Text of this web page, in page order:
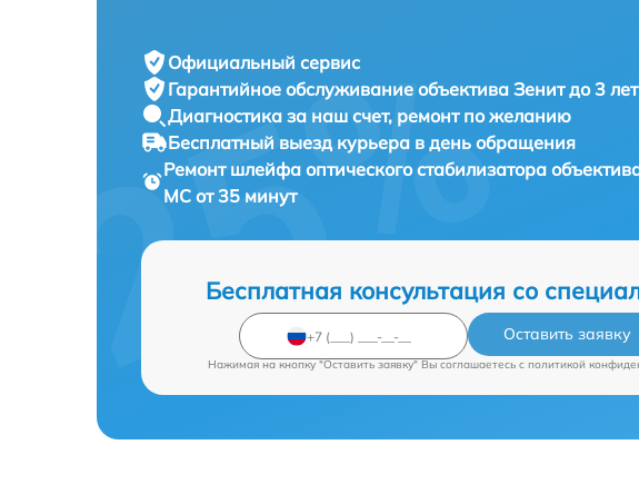
Официальный сервис
Гарантийное обслуживание объектива Зенит до 3 лет
Диагностика за наш счет, ремонт по желанию
Бесплатный выезд курьера в день обращения
Ремонт шлейфа оптического стабилизатора
МС от 35 минут
Бесплатная консультация со
Оставить заявку
Нажимая на кнопку "Оставить заявку" Вы соглашаетесь c политикой